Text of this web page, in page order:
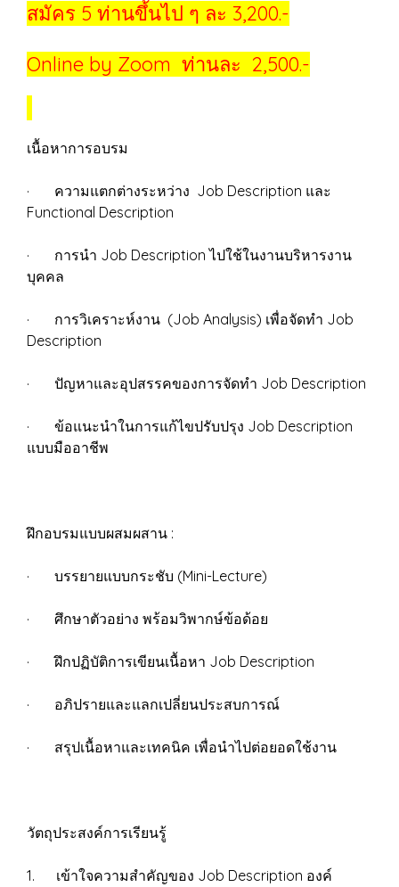
สมัคร 5 ท่านขึ้นไป ๆ ละ 3,200.-
Online by Zoom ท่านละ 2,500.-
เนื้อหาการอบรม
· ความแตกต่างระหว่าง Job Description และ
Functional Description
· การนำ Job Description ไปใช้ในงานบริหารงาน
บุคคล
· การวิเคราะห์งาน (Job Analysis) เพื่อจัดทำ Job
Description
· ปัญหาและอุปสรรคของการจัดทำ Job Description
· ข้อแนะนำในการแก้ไขปรับปรุง Job Description
แบบมืออาชีพ
ฝึกอบรมแบบผสมผสาน :
· บรรยายแบบกระชับ (Mini-Lecture)
· ศึกษาตัวอย่าง พร้อมวิพากษ์ข้อด้อย
· ฝึกปฏิบัติการเขียนเนื้อหา Job Description
· อภิปรายและแลกเปลี่ยนประสบการณ์
· สรุปเนื้อหาและเทคนิค เพื่อนำไปต่อยอดใช้งาน
วัตถุประสงค์การเรียนรู้
1. เข้าใจความสำคัญของ Job Description องค์